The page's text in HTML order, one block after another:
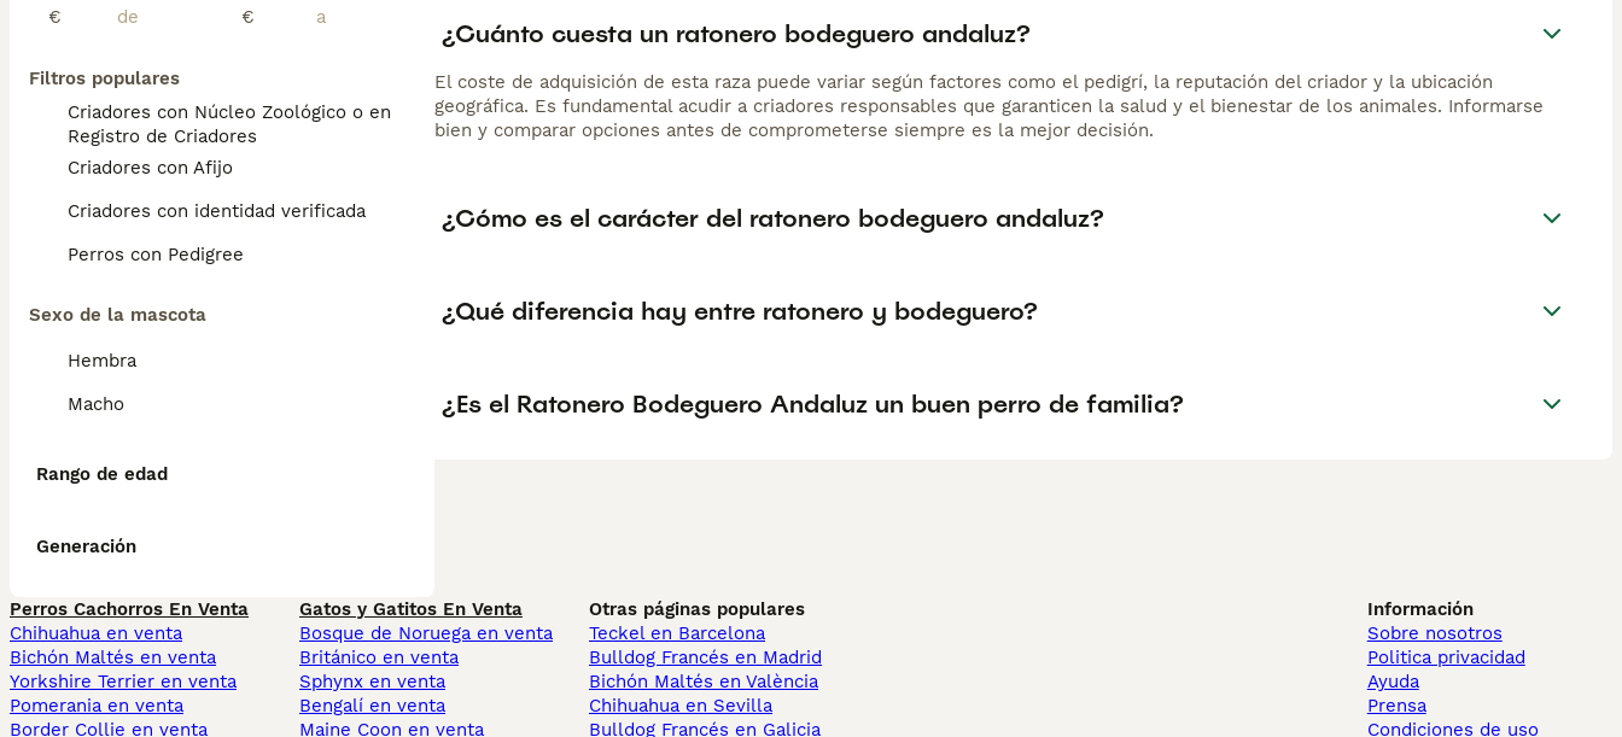
€
€
Filtros populares
Criadores con Núcleo Zoológico o en el
Registro de Criadores
Criadores con Afijo
Criadores con identidad verificada
Perros con Pedigree
Sexo de la mascota
Hembra
Macho
Rango de edad
Generación
¿Cuánto cuesta un ratonero bodeguero andaluz?
El coste de adquisición de esta raza puede variar según factores como el pedigrí, la reputación del criador y la ubicación
geográfica. Es fundamental acudir a criadores responsables que garanticen la salud y el bienestar de los animales. Informarse
bien y comparar opciones antes de comprometerse siempre es la mejor decisión.
¿Cómo es el carácter del ratonero bodeguero andaluz?
¿Qué diferencia hay entre ratonero y bodeguero?
¿Es el Ratonero Bodeguero Andaluz un buen perro de familia?
Perros Cachorros En Venta
Chihuahua en venta
Bichón Maltés en venta
Yorkshire Terrier en venta
Pomerania en venta
Border Collie en venta
Gatos y Gatitos En Venta
Bosque de Noruega en venta
Británico en venta
Sphynx en venta
Bengalí en venta
Maine Coon en venta
Otras páginas populares
Teckel en Barcelona
Bulldog Francés en Madrid
Bichón Maltés en València
Chihuahua en Sevilla
Bulldog Francés en Galicia
Información
Sobre nosotros
Politica privacidad
Ayuda
Prensa
Condiciones de uso